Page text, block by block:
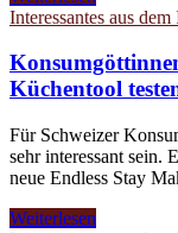
Interessantes aus dem
Küchentool
Für Schweizer
sehr interessant sein.
neue Endless Stay
Weiterlesen